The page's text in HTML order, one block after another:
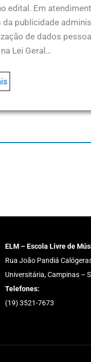
edital. Em
da publicidade
de dados
Lei Geral…
ELM – Escola Livre de
Rua João Pandiá
Universitária, Campinas –
Telefones:
(19) 3521-7673